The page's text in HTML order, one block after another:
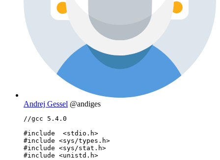
Andrej Gessel @andiges
//gcc 5.4.0
#include  <stdio.h>
#include <sys/types.h>
#include <sys/stat.h>
#include <unistd.h>